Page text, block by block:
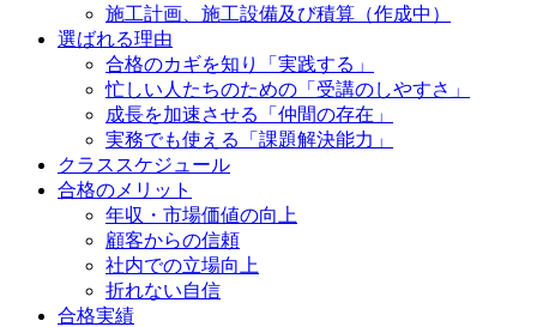
施工計画、施工設備及び積算（作成中）
選ばれる理由
合格のカギを知り「実践する」
忙しい人たちのための「受講のしやすさ」
成長を加速させる「仲間の存在」
実務でも使える「課題解決能力」
クラススケジュール
合格のメリット
年収・市場価値の向上
顧客からの信頼
社内での立場向上
折れない自信
合格実績